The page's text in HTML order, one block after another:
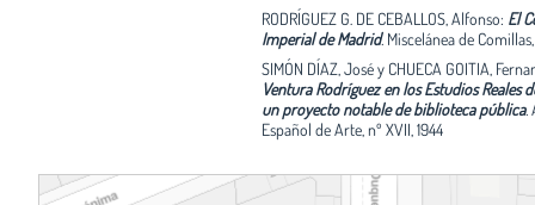
RODRÍGUEZ G. DE CEBALLOS, Alfonso: El
Imperial de Madrid. Miscelánea de Comillas,
SIMÓN DÍAZ, José y CHUECA GOITIA,
Ventura Rodríguez en los Estudios Reales
un proyecto notable de biblioteca pública.
Español de Arte, nº XVII, 1944